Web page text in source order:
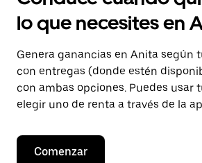
lo que necesites en
Genera ganancias en Anita según
con entregas (donde estén
con ambas opciones. Puedes usar
elegir uno de renta a través de la
Comenzar